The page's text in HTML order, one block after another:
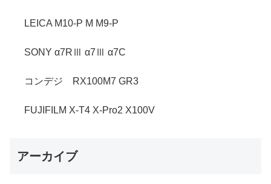
LEICA M10-P M M9-P
SONY α7RⅢ α7Ⅲ α7C
コンデジ RX100M7 GR3
FUJIFILM X-T4 X-Pro2 X100V
アーカイブ